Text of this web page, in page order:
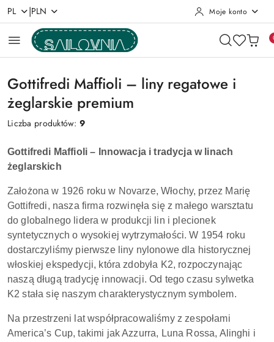
Przejdź do treści głównej
Przejdź do wyszukiwarki
Przejdź do moje konto
Przejdź do menu głównego
Przejdź do stopki
PL |PLN Moje konto
Gottifredi Maffioli – liny regatowe i
żeglarskie premium
Liczba produktów:9
Gottifredi Maffioli – Innowacja i tradycja w linach
żeglarskich
Założona w 1926 roku w Novarze, Włochy, przez Marię
Gottifredi, nasza firma rozwinęła się z małego warsztatu
do globalnego lidera w produkcji lin i plecionek
syntetycznych o wysokiej wytrzymałości. W 1954 roku
dostarczyliśmy pierwsze liny nylonowe dla historycznej
włoskiej ekspedycji, która zdobyła K2, rozpoczynając
naszą długą tradycję innowacji. Od tego czasu sylwetka
K2 stała się naszym charakterystycznym symbolem.
Na przestrzeni lat współpracowaliśmy z zespołami
America’s Cup, takimi jak Azzurra, Luna Rossa, Alinghi i